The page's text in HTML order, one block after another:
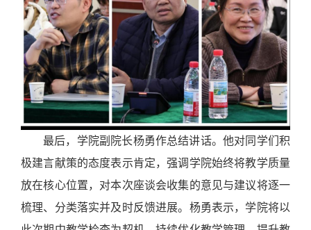
最后，学院副院长杨勇作总结讲话。他对同学们积
极建言献策的态度表示肯定，强调学院始终将教学质量
放在核心位置，对本次座谈会收集的意见与建议将逐一
梳理、分类落实并及时反馈进展。杨勇表示，学院将以